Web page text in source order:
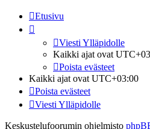
Etusivu
Viesti Ylläpidolle
Kaikki ajat ovat
Poista evästeet
Kaikki ajat ovat UTC+03:00
Poista evästeet
Viesti Ylläpidolle
Keskustelufoorumin ohjelmisto